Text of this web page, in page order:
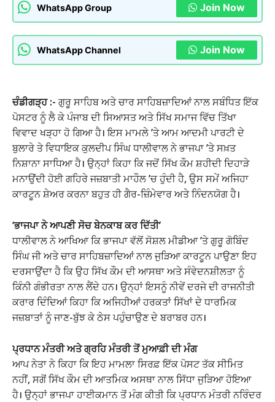
WhatsApp Group Join Now
WhatsApp Channel Join Now
ਚੰਡੀਗੜ੍ਹ :- ਗੁਰੂ ਸਾਹਿਬ ਅਤੇ ਚਾਰ ਸਾਹਿਬਜ਼ਾਦਿਆਂ ਨਾਲ ਸਬੰਧਿਤ ਇੱਕ
ਪੋਸਟਰ ਨੂੰ ਲੈ ਕੇ ਪੰਜਾਬ ਦੀ ਸਿਆਸਤ ਅਤੇ ਸਿੱਖ ਸਮਾਜ ਵਿੱਚ ਤਿੱਖਾ
ਵਿਵਾਦ ਖੜ੍ਹਾ ਹੋ ਗਿਆ ਹੈ। ਇਸ ਮਾਮਲੇ ’ਤੇ ਆਮ ਆਦਮੀ ਪਾਰਟੀ ਦੇ
ਬੁਲਾਰੇ ਤੇ ਵਿਧਾਇਕ ਕੁਲਦੀਪ ਸਿੰਘ ਧਾਲੀਵਾਲ ਨੇ ਭਾਜਪਾ ’ਤੇ ਸਖ਼ਤ
ਨਿਸ਼ਾਨਾ ਸਾਧਿਆ ਹੈ। ਉਨ੍ਹਾਂ ਕਿਹਾ ਕਿ ਜਦੋਂ ਸਿੱਖ ਕੌਮ ਸ਼ਹੀਦੀ ਦਿਹਾੜੇ
ਮਨਾਉਂਦੀ ਹੋਈ ਗਹਿਰੇ ਜਜ਼ਬਾਤੀ ਮਾਹੌਲ ’ਚ ਹੁੰਦੀ ਹੈ, ਉਸ ਸਮੇਂ ਅਜਿਹਾ
ਕਾਰਟੂਨ ਸ਼ੇਅਰ ਕਰਨਾ ਬਹੁਤ ਹੀ ਗੈਰ-ਜ਼ਿੰਮੇਵਾਰ ਅਤੇ ਨਿੰਦਨਯੋਗ ਹੈ।
‘ਭਾਜਪਾ ਨੇ ਆਪਣੀ ਸੋਚ ਬੇਨਕਾਬ ਕਰ ਦਿੱਤੀ’
ਧਾਲੀਵਾਲ ਨੇ ਆਖਿਆ ਕਿ ਭਾਜਪਾ ਵੱਲੋਂ ਸੋਸ਼ਲ ਮੀਡੀਆ ’ਤੇ ਗੁਰੂ ਗੋਬਿੰਦ
ਸਿੰਘ ਜੀ ਅਤੇ ਚਾਰ ਸਾਹਿਬਜ਼ਾਦਿਆਂ ਨਾਲ ਜੁੜਿਆ ਕਾਰਟੂਨ ਪਾਉਣਾ ਇਹ
ਦਰਸਾਉਂਦਾ ਹੈ ਕਿ ਉਹ ਸਿੱਖ ਕੌਮ ਦੀ ਆਸਥਾ ਅਤੇ ਸੰਵੇਦਨਸ਼ੀਲਤਾ ਨੂੰ
ਕਿੰਨੀ ਗੰਭੀਰਤਾ ਨਾਲ ਲੈਂਦੇ ਹਨ। ਉਨ੍ਹਾਂ ਇਸਨੂੰ ਨੀਵੇਂ ਦਰਜੇ ਦੀ ਰਾਜਨੀਤੀ
ਕਰਾਰ ਦਿੰਦਿਆਂ ਕਿਹਾ ਕਿ ਅਜਿਹੀਆਂ ਹਰਕਤਾਂ ਸਿੱਖਾਂ ਦੇ ਧਾਰਮਿਕ
ਜਜ਼ਬਾਤਾਂ ਨੂੰ ਜਾਣ-ਬੁੱਝ ਕੇ ਠੇਸ ਪਹੁੰਚਾਉਣ ਦੇ ਬਰਾਬਰ ਹਨ।
ਪ੍ਰਧਾਨ ਮੰਤਰੀ ਅਤੇ ਗ੍ਰਹਿ ਮੰਤਰੀ ਤੋਂ ਮੁਆਫ਼ੀ ਦੀ ਮੰਗ
ਆਪ ਨੇਤਾ ਨੇ ਕਿਹਾ ਕਿ ਇਹ ਮਾਮਲਾ ਸਿਰਫ਼ ਇੱਕ ਪੋਸਟ ਤੱਕ ਸੀਮਿਤ
ਨਹੀਂ, ਸਗੋਂ ਸਿੱਖ ਕੌਮ ਦੀ ਆਤਮਿਕ ਅਸਥਾ ਨਾਲ ਸਿੱਧਾ ਜੁੜਿਆ ਹੋਇਆ
ਹੈ। ਉਨ੍ਹਾਂ ਭਾਜਪਾ ਹਾਈਕਮਾਨ ਤੋਂ ਮੰਗ ਕੀਤੀ ਕਿ ਪ੍ਰਧਾਨ ਮੰਤਰੀ ਨਰਿੰਦਰ